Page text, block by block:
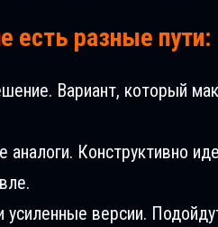
есть разные пути:
Вариант, который
аналоги. Конструктивно
усиленные версии.